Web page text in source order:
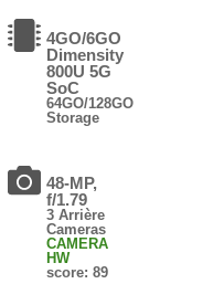
4GO/6GO
Dimensity
800U 5G
SoC
64GO/128GO
Storage
48-MP,
f/1.79
3 Arrière
Cameras
CAMERA
HW
score: 89